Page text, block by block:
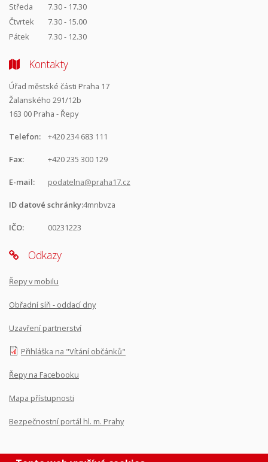
Středa
7.30 - 17.30
Čtvrtek
7.30 - 15.00
Pátek
7.30 - 12.30
Kontakty
Úřad městské části Praha 17
Žalanského 291/12b
163 00 Praha - Řepy
Telefon: +420 234 683 111
Fax: +420 235 300 129
E-mail: podatelna@praha17.cz
ID datové schránky:4mnbvza
IČO: 00231223
Odkazy
Řepy v mobilu
Obřadní síň - oddací dny
Uzavření partnerství
Přihláška na "Vítání občánků"
Řepy na Facebooku
Mapa přístupnosti
Bezpečnostní portál hl. m. Prahy